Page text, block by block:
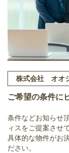
株式会社 オオ
ご希望の条件に
条件などお知らせ
ィスをご提案させ
具体的な物件がお
ださい。